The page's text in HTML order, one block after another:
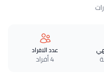
عدد الافراد
4 أفراد